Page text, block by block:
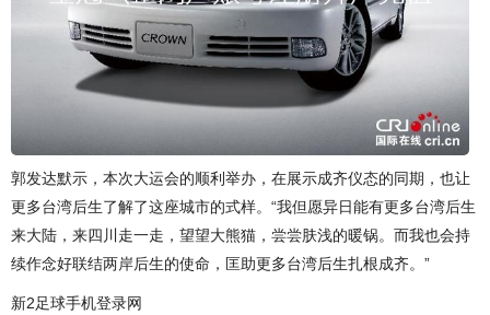
郭发达默示，本次大运会的顺利举办，在展示成齐仪态的同期，也让
更多台湾后生了解了这座城市的式样。“我但愿异日能有更多台湾后生
来大陆，来四川走一走，望望大熊猫，尝尝肤浅的暖锅。而我也会持
续作念好联结两岸后生的使命，匡助更多台湾后生扎根成齐。”
新2足球手机登录网